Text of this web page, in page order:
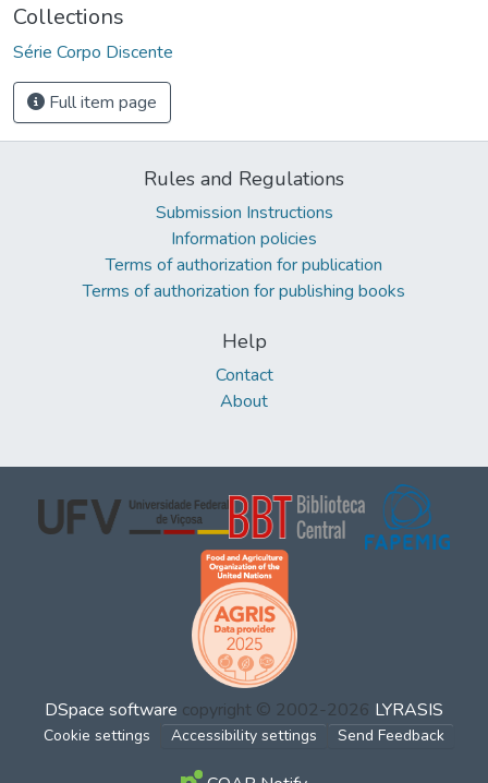
Collections
Série Corpo Discente
Full item page
Rules and Regulations
Submission Instructions
Information policies
Terms of authorization for publication
Terms of authorization for publishing books
Help
Contact
About
DSpace software copyright © 2002-2026 LYRASIS
Cookie settings Accessibility settings Send Feedback